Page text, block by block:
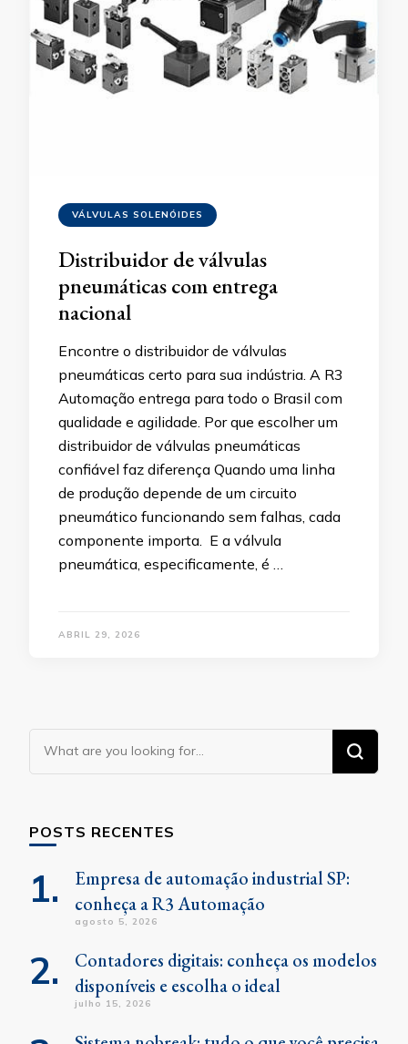
VÁLVULAS SOLENÓIDES
Distribuidor de válvulas
pneumáticas com entrega
nacional
Encontre o distribuidor de válvulas
pneumáticas certo para sua indústria. A R3
Automação entrega para todo o Brasil com
qualidade e agilidade. Por que escolher um
distribuidor de válvulas pneumáticas
confiável faz diferença Quando uma linha
de produção depende de um circuito
pneumático funcionando sem falhas, cada
componente importa. E a válvula
pneumática, especificamente, é …
ABRIL 29, 2026
Looking
for
POSTS RECENTES
Empresa de automação industrial SP:
conheça a R3 Automação
agosto 5, 2026
Contadores digitais: conheça os modelos
disponíveis e escolha o ideal
julho 15, 2026